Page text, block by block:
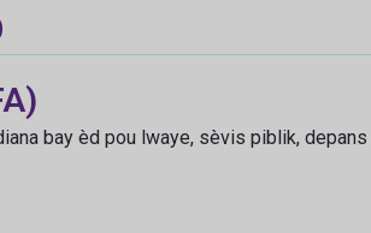
bay èd pou lwaye, sèvis piblik,